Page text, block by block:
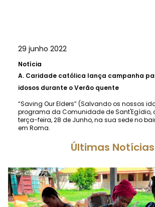
29 junho 2022
Notícia
A. Caridade católica lança campanha
idosos durante o Verão quente
“Saving Our Elders” (Salvando os nossos
programa da Comunidade de Sant'Egídio,
terça-feira, 28 de Junho, na sua sede no
em Roma.
Últimas Notícias